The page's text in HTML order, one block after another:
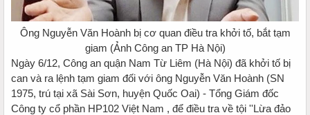
Ông Nguyễn Văn Hoành bị cơ quan điều tra khởi tố, bắt tạm
giam (Ảnh Công an TP Hà Nội)
Ngày 6/12, Công an quận Nam Từ Liêm (Hà Nội) đã khởi tố bị
can và ra lệnh tạm giam đối với ông Nguyễn Văn Hoành (SN
1975, trú tại xã Sài Sơn, huyện Quốc Oai) - Tổng Giám đốc
Công ty cổ phần HP102 Việt Nam , để điều tra về tội ''Lừa đảo